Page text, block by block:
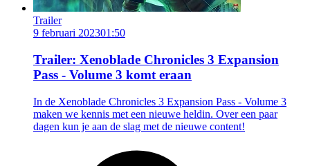
Trailer
9 februari 202301:50
Trailer: Xenoblade Chronicles 3 Expansion
Pass - Volume 3 komt eraan
In de Xenoblade Chronicles 3 Expansion Pass - Volume 3
maken we kennis met een nieuwe heldin. Over een paar
dagen kun je aan de slag met de nieuwe content!